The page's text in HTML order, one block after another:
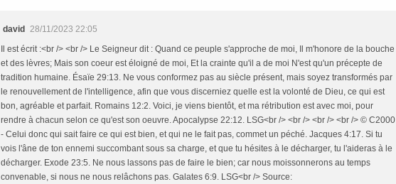
david
28/11/2023 22:05
Il est écrit :<br /> <br /> Le Seigneur dit : Quand ce peuple s'approche de moi, Il m'honore de la bouche
et des lèvres; Mais son coeur est éloigné de moi, Et la crainte qu'il a de moi N'est qu'un précepte de
tradition humaine. Ésaïe 29:13. Ne vous conformez pas au siècle présent, mais soyez transformés par
le renouvellement de l'intelligence, afin que vous discerniez quelle est la volonté de Dieu, ce qui est
bon, agréable et parfait. Romains 12:2. Voici, je viens bientôt, et ma rétribution est avec moi, pour
rendre à chacun selon ce qu'est son oeuvre. Apocalypse 22:12. LSG<br /> <br /> <br /> <br /> © C2000
- Celui donc qui sait faire ce qui est bien, et qui ne le fait pas, commet un péché. Jacques 4:17. Si tu
vois l'âne de ton ennemi succombant sous sa charge, et que tu hésites à le décharger, tu l'aideras à le
décharger. Exode 23:5. Ne nous lassons pas de faire le bien; car nous moissonnerons au temps
convenable, si nous ne nous relâchons pas. Galates 6:9. LSG<br /> Source: